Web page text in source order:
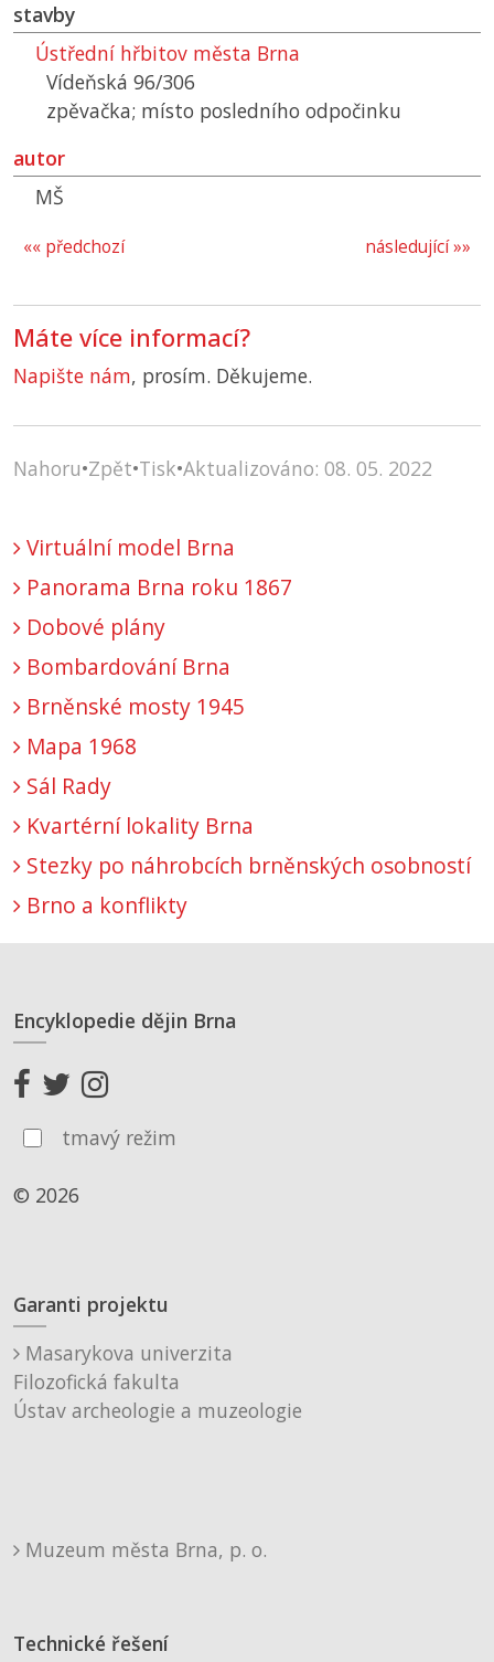
stavby
Ústřední hřbitov města Brna
Vídeňská 96/306
zpěvačka; místo posledního odpočinku
autor
MŠ
následující »»
«« předchozí
Máte více informací?
Napište nám, prosím. Děkujeme.
Nahoru•Zpět•Tisk•Aktualizováno: 08. 05. 2022
Virtuální model Brna
Panorama Brna roku 1867
Dobové plány
Bombardování Brna
Brněnské mosty 1945
Mapa 1968
Sál Rady
Kvartérní lokality Brna
Stezky po náhrobcích brněnských osobností
Brno a konflikty
Encyklopedie dějin Brna
tmavý režim
© 2026
Garanti projektu
Masarykova univerzita
Filozofická fakulta
Ústav archeologie a muzeologie
Muzeum města Brna, p. o.
Technické řešení